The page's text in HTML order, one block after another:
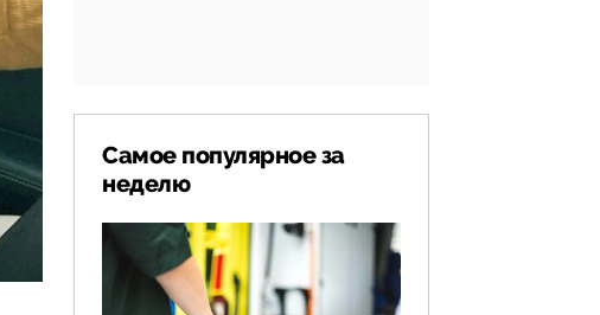
Самое популярное за
неделю